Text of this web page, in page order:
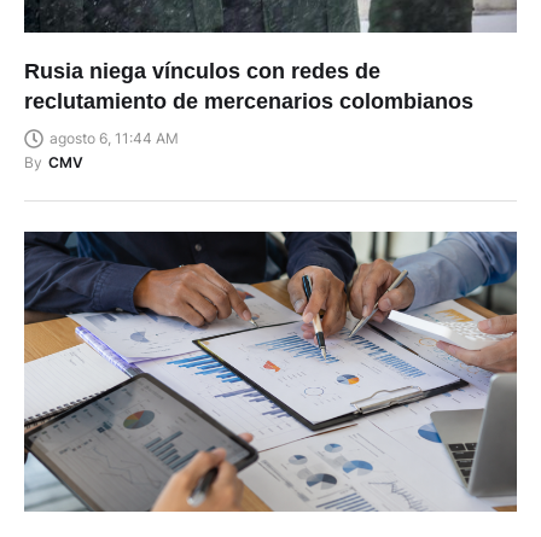
Rusia niega vínculos con redes de
reclutamiento de mercenarios colombianos
agosto 6, 11:44 AM
By CMV